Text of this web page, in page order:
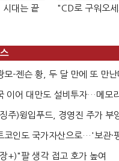
시대는 끝
"CD로 구워오
모-젠슨 황, 두 달 만에 또 만
·AI 등 논...
이어 대만도 설비투자…메모
쟁’
주)윙입푸드, 경영진 주가 부
상한가...
코인도 국가자산으로…'보관·
' 기준은 ...
+)"팔 생각 접고 호가 높여